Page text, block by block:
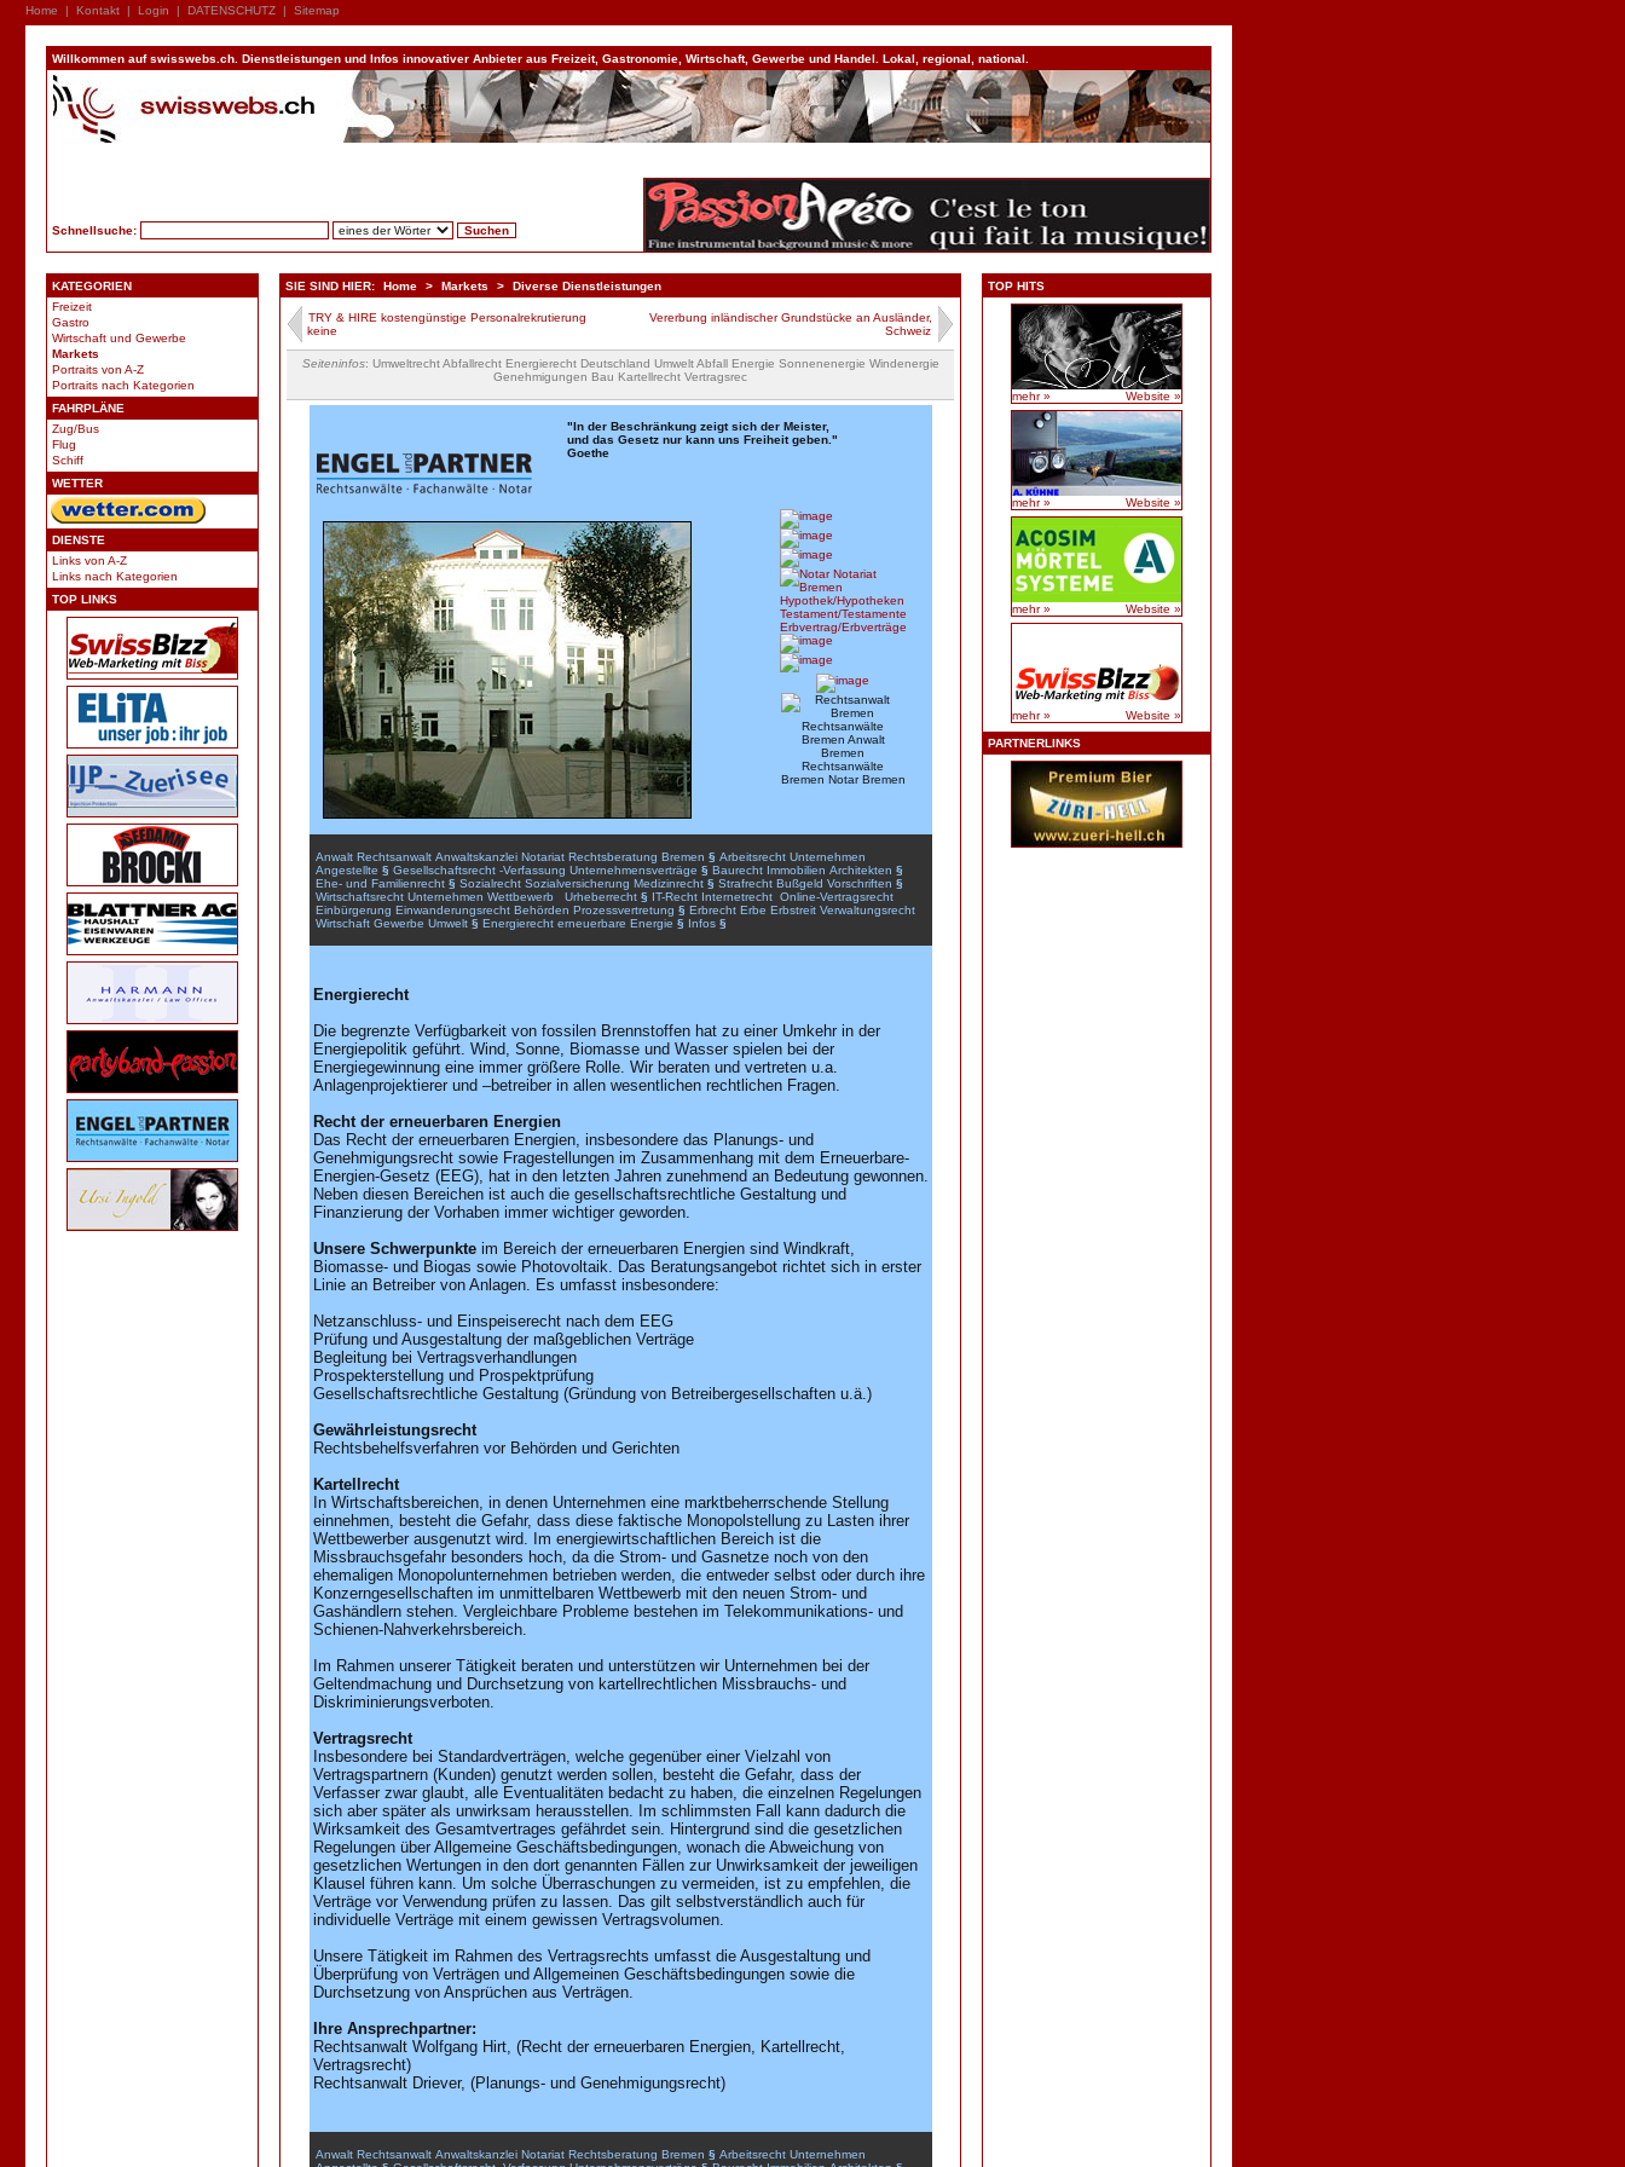
Home | Kontakt | Login | DATENSCHUTZ | Sitemap
Willkommen auf swisswebs.ch. Dienstleistungen und Infos innovativer Anbieter aus Freizeit, Gastronomie, Wirtschaft, Gewerbe und Handel. Lokal, regional, national.
Schnellsuche:
KATEGORIEN
Freizeit
Gastro
Wirtschaft und Gewerbe
Markets
Portraits von A-Z
Portraits nach Kategorien
FAHRPLÄNE
Zug/Bus
Flug
Schiff
WETTER
DIENSTE
Links von A-Z
Links nach Kategorien
TOP LINKS
SIE SIND HIER: Home > Markets > Diverse Dienstleistungen
TRY & HIRE kostengünstige Personalrekrutierung
keine
Vererbung inländischer Grundstücke an Ausländer,
Schweiz
Seiteninfos: Umweltrecht Abfallrecht Energierecht Deutschland Umwelt Abfall Energie Sonnenenergie Windenergie
Genehmigungen Bau Kartellrecht Vertragsrec
"In der Beschränkung zeigt sich der Meister,
und das Gesetz nur kann uns Freiheit geben."
Goethe
Anwalt Rechtsanwalt Anwaltskanzlei Notariat Rechtsberatung Bremen § Arbeitsrecht Unternehmen
Angestellte § Gesellschaftsrecht -Verfassung Unternehmensverträge § Baurecht Immobilien Architekten §
Ehe- und Familienrecht § Sozialrecht Sozialversicherung Medizinrecht § Strafrecht Bußgeld Vorschriften §
Wirtschaftsrecht Unternehmen Wettbewerb Urheberrecht § IT-Recht Internetrecht Online-Vertragsrecht
Einbürgerung Einwanderungsrecht Behörden Prozessvertretung § Erbrecht Erbe Erbstreit Verwaltungsrecht
Wirtschaft Gewerbe Umwelt § Energierecht erneuerbare Energie § Infos §
Energierecht
Die begrenzte Verfügbarkeit von fossilen Brennstoffen hat zu einer Umkehr in der
Energiepolitik geführt. Wind, Sonne, Biomasse und Wasser spielen bei der
Energiegewinnung eine immer größere Rolle. Wir beraten und vertreten u.a.
Anlagenprojektierer und –betreiber in allen wesentlichen rechtlichen Fragen.
Recht der erneuerbaren Energien
Das Recht der erneuerbaren Energien, insbesondere das Planungs- und
Genehmigungsrecht sowie Fragestellungen im Zusammenhang mit dem Erneuerbare-
Energien-Gesetz (EEG), hat in den letzten Jahren zunehmend an Bedeutung gewonnen.
Neben diesen Bereichen ist auch die gesellschaftsrechtliche Gestaltung und
Finanzierung der Vorhaben immer wichtiger geworden.
Unsere Schwerpunkteim Bereich der erneuerbaren Energien sind Windkraft,
Biomasse- und Biogas sowie Photovoltaik. Das Beratungsangebot richtet sich in erster
Linie an Betreiber von Anlagen. Es umfasst insbesondere:
Netzanschluss- und Einspeiserecht nach dem EEG
Prüfung und Ausgestaltung der maßgeblichen Verträge
Begleitung bei Vertragsverhandlungen
Prospekterstellung und Prospektprüfung
Gesellschaftsrechtliche Gestaltung (Gründung von Betreibergesellschaften u.ä.)
Gewährleistungsrecht
Rechtsbehelfsverfahren vor Behörden und Gerichten
Kartellrecht
In Wirtschaftsbereichen, in denen Unternehmen eine marktbeherrschende Stellung
einnehmen, besteht die Gefahr, dass diese faktische Monopolstellung zu Lasten ihrer
Wettbewerber ausgenutzt wird. Im energiewirtschaftlichen Bereich ist die
Missbrauchsgefahr besonders hoch, da die Strom- und Gasnetze noch von den
ehemaligen Monopolunternehmen betrieben werden, die entweder selbst oder durch ihre
Konzerngesellschaften im unmittelbaren Wettbewerb mit den neuen Strom- und
Gashändlern stehen. Vergleichbare Probleme bestehen im Telekommunikations- und
Schienen-Nahverkehrsbereich.
Im Rahmen unserer Tätigkeit beraten und unterstützen wir Unternehmen bei der
Geltendmachung und Durchsetzung von kartellrechtlichen Missbrauchs- und
Diskriminierungsverboten.
Vertragsrecht
Insbesondere bei Standardverträgen, welche gegenüber einer Vielzahl von
Vertragspartnern (Kunden) genutzt werden sollen, besteht die Gefahr, dass der
Verfasser zwar glaubt, alle Eventualitäten bedacht zu haben, die einzelnen Regelungen
sich aber später als unwirksam herausstellen. Im schlimmsten Fall kann dadurch die
Wirksamkeit des Gesamtvertrages gefährdet sein. Hintergrund sind die gesetzlichen
Regelungen über Allgemeine Geschäftsbedingungen, wonach die Abweichung von
gesetzlichen Wertungen in den dort genannten Fällen zur Unwirksamkeit der jeweiligen
Klausel führen kann. Um solche Überraschungen zu vermeiden, ist zu empfehlen, die
Verträge vor Verwendung prüfen zu lassen. Das gilt selbstverständlich auch für
individuelle Verträge mit einem gewissen Vertragsvolumen.
Unsere Tätigkeit im Rahmen des Vertragsrechts umfasst die Ausgestaltung und
Überprüfung von Verträgen und Allgemeinen Geschäftsbedingungen sowie die
Durchsetzung von Ansprüchen aus Verträgen.
Ihre Ansprechpartner:
Rechtsanwalt Wolfgang Hirt, (Recht der erneuerbaren Energien, Kartellrecht,
Vertragsrecht)
Rechtsanwalt Driever, (Planungs- und Genehmigungsrecht)
Anwalt Rechtsanwalt Anwaltskanzlei Notariat Rechtsberatung Bremen § Arbeitsrecht Unternehmen
TOP HITS
mehr » Website »
mehr » Website »
mehr » Website »
mehr » Website »
PARTNERLINKS